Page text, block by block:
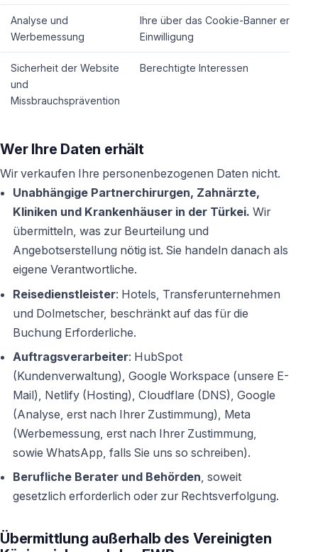
Analyse und
Werbemessung
Ihre über das Cookie-Banner erteilte
Einwilligung
Sicherheit der Website
und
Missbrauchsprävention
Berechtigte Interessen
Wer Ihre Daten erhält
Wir verkaufen Ihre personenbezogenen Daten nicht.
Unabhängige Partnerchirurgen, Zahnärzte,
Kliniken und Krankenhäuser in der Türkei. Wir
übermitteln, was zur Beurteilung und
Angebotserstellung nötig ist. Sie handeln danach als
eigene Verantwortliche.
Reisedienstleister: Hotels, Transferunternehmen
und Dolmetscher, beschränkt auf das für die
Buchung Erforderliche.
Auftragsverarbeiter: HubSpot
(Kundenverwaltung), Google Workspace (unsere E-
Mail), Netlify (Hosting), Cloudflare (DNS), Google
(Analyse, erst nach Ihrer Zustimmung), Meta
(Werbemessung, erst nach Ihrer Zustimmung,
sowie WhatsApp, falls Sie uns so schreiben).
Berufliche Berater und Behörden, soweit
gesetzlich erforderlich oder zur Rechtsverfolgung.
Übermittlung außerhalb des Vereinigten